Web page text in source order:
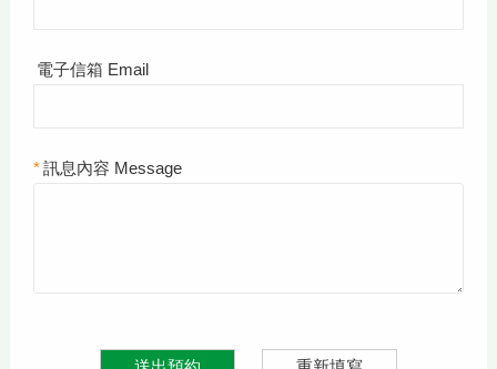
電子信箱 Email
* 訊息內容 Message